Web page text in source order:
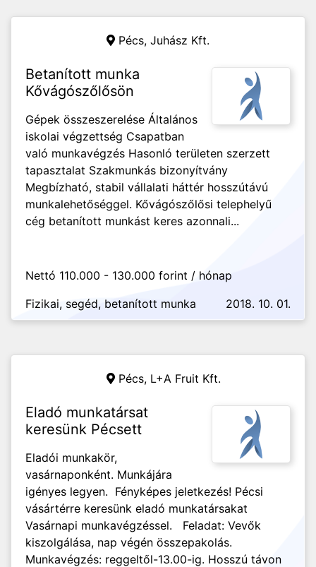
Pécs, Juhász Kft.
Betanított munka
Kővágószőlősön
Gépek összeszerelése Általános
iskolai végzettség Csapatban
való munkavégzés Hasonló területen szerzett
tapasztalat Szakmunkás bizonyítvány
Megbízható, stabil vállalati háttér hosszútávú
munkalehetőséggel. Kővágószőlősi telephelyű
cég betanított munkást keres azonnali...
Nettó 110.000 - 130.000 forint / hónap
Fizikai, segéd, betanított munka
2018. 10. 01.
Pécs, L+A Fruit Kft.
Eladó munkatársat
keresünk Pécsett
Eladói munkakör,
vasárnaponként. Munkájára
igényes legyen. Fényképes jeletkezés! Pécsi
vásártérre keresünk eladó munkatársakat
Vasárnapi munkavégzéssel. Feladat: Vevők
kiszolgálása, nap végén összepakolás.
Munkavégzés: reggeltől-13.00-ig. Hosszú távon